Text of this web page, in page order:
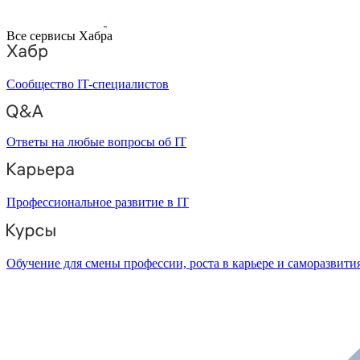
Все сервисы Хабра
Сообщество IT-специалистов
Ответы на любые вопросы об IT
Профессиональное развитие в IT
Обучение для смены профессии, роста в карьере и